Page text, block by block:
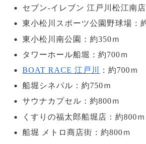
セブン-イレブン 江戸川松江南
東小松川スポーツ公園野球場：
東小松川南公園：約350ｍ
タワーホール船堀：約700ｍ
BOAT RACE 江戸川
：約700ｍ
船堀シネパル：約750ｍ
サウナカプセル：約800ｍ
くすりの福太郎船堀店：約800ｍ
船堀 メトロ商店街：約800ｍ